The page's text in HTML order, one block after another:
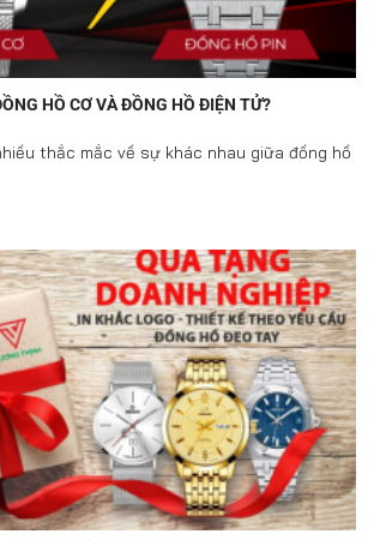
HỒ CƠ VÀ ĐỒNG HỒ ĐIỆN TỬ?
thắc mắc về sự khác nhau giữa đồng hồ